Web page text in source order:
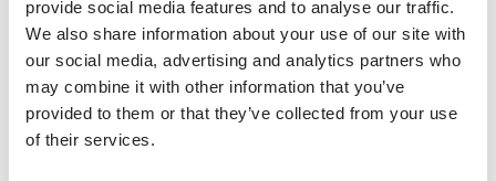
provide social media features and to analyse our traffic.
We also share information about your use of our site with
our social media, advertising and analytics partners who
may combine it with other information that you’ve
provided to them or that they’ve collected from your use
of their services.
Andere bezoekers bekeken ook: